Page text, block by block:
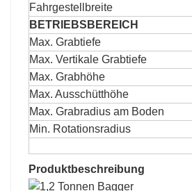
Fahrgestellbreite
BETRIEBSBEREICH
Max. Grabtiefe
Max. Vertikale Grabtiefe
Max. Grabhöhe
Max. Ausschütthöhe
Max. Grabradius am Boden
Min. Rotationsradius
Produktbeschreibung